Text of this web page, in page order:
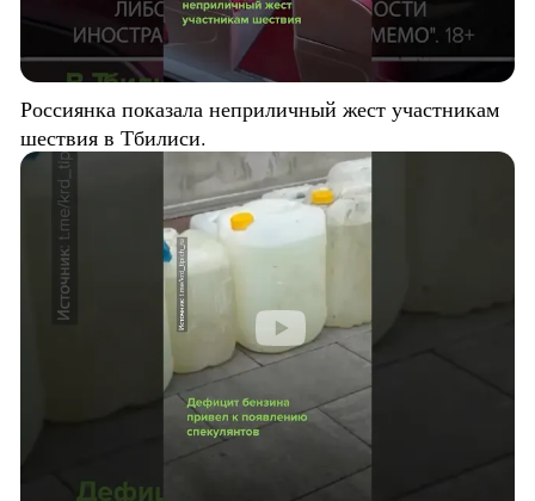
Россиянка показала неприличный жест участникам
шествия в Тбилиси.